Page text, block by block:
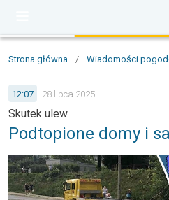
Strona główna / Wiadomości
12:07 28 lipca 2025
Skutek ulew
Podtopione domy i